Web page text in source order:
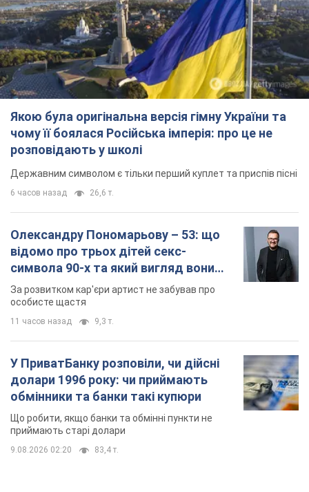
6 часов назад 26,6 т.
Олександру Пономарьову – 53: що
відомо про трьох дітей секс-
символа 90-х та який вигляд вони
За розвитком кар'єри артист не забував про
особисте щастя
11 часов назад
У ПриватБанку розповіли, чи дійсні
долари 1996 року: чи приймають
обмінники та банки такі купюри
Що робити, якщо банки та обмінні пункти не
приймають старі долари
9.08.2026 02:20 83,4 т.